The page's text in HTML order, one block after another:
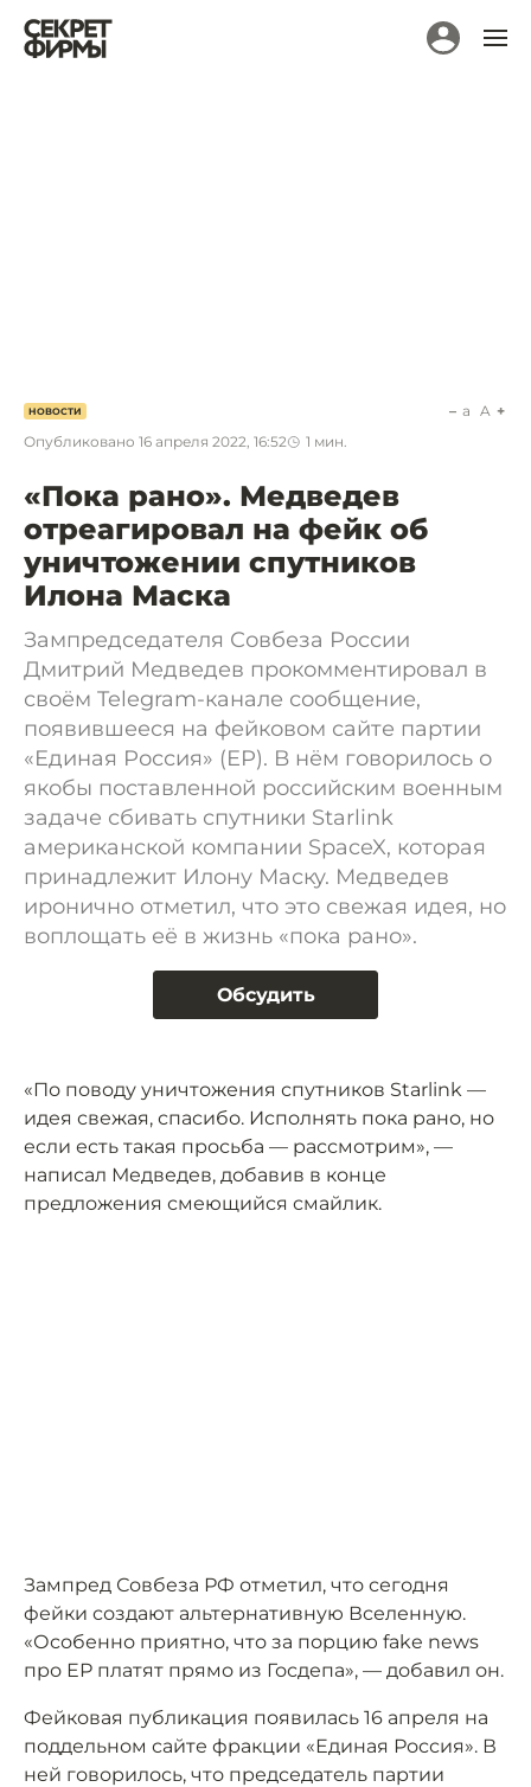
НОВОСТИ
Опубликовано 16 апреля 2022, 16:52 1 мин.
a A
«Пока рано». Медведев
отреагировал на фейк об
уничтожении спутников
Илона Маска
Зампредседателя Совбеза России
Дмитрий Медведев прокомментировал в
своём Telegram-канале сообщение,
появившееся на фейковом сайте партии
«Единая Россия» (ЕР). В нём говорилось о
якобы поставленной российским военным
задаче сбивать спутники Starlink
американской компании SpaceX, которая
принадлежит Илону Маску. Медведев
иронично отметил, что это свежая идея, но
воплощать её в жизнь «пока рано».
Обсудить
«По поводу уничтожения спутников Starlink —
идея свежая, спасибо. Исполнять пока рано, но
если есть такая просьба — рассмотрим», —
написал Медведев, добавив в конце
предложения смеющийся смайлик.
Зампред Совбеза РФ отметил, что сегодня
фейки создают альтернативную Вселенную.
«Особенно приятно, что за порцию fake news
про ЕР платят прямо из Госдепа», — добавил он.
Фейковая публикация появилась 16 апреля на
поддельном сайте фракции «Единая Россия». В
ней говорилось, что председатель партии